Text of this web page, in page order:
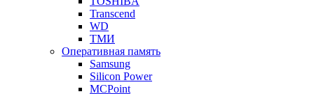
Transcend
WD
ТМИ
Оперативная память
Samsung
Silicon Power
MCPoint